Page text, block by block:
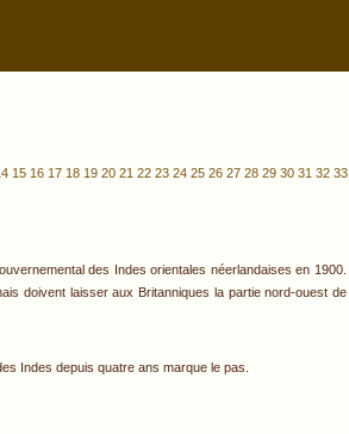
15 16 17 18 19 20 21 22 23 24 25 26 27 28 29 30 31 32 33
des Indes orientales néerlandaises en 1900.
doivent laisser aux Britanniques la partie nord-ouest de
Indes depuis quatre ans marque le pas.